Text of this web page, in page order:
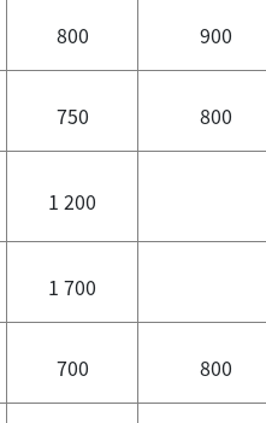
800 900
750
800
1 200
1 700
700 800